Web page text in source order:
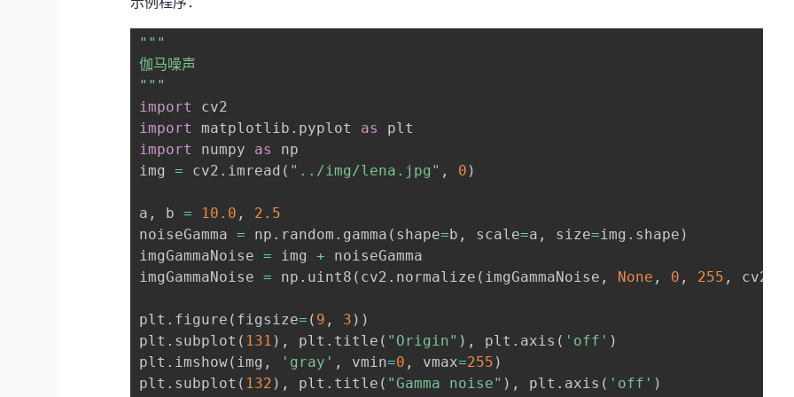
"""
伽马噪声
"""
import
import
matplotlib . pyplot as
import
numpy as
np
img = cv2 . imread ( "../img/lena.jpg" , 0 )
a , b = 10.0 ,
2.5
noiseGamma = np . random . gamma ( shape=b , scale=a , size=img . shape )
imgGammaNoise = img + noiseGamma
imgGammaNoise = np . uint8 ( cv2 . normalize ( imgGammaNoise , None , 0 , 255 , cv2
plt . figure ( figsize= ( 9 , 3 ) )
plt . subplot ( 131 ) , plt . title ( "Origin" ) , plt . axis ( 'off' )
plt . imshow( img , 'gray' , vmin=0 , vmax=255 )
plt . subplot ( 132 ) , plt . title ( "Gamma noise" ) , plt . axis ( 'off' )